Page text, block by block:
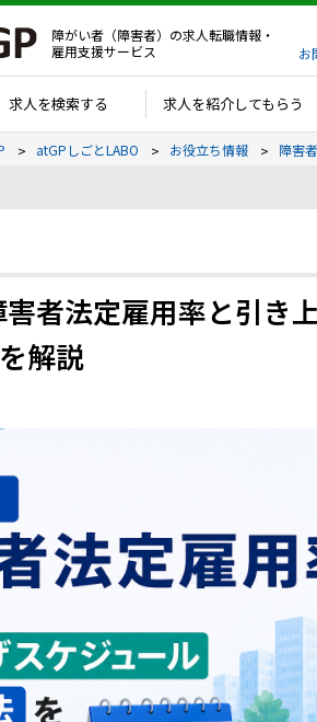
障がい者（障害者）の求人転職情報・
雇用支援サービス
お
求人を検索する 求人を紹介してもらう
atGPしごとLABO お役立ち情報 障害
害者法定雇用率と引き
解説